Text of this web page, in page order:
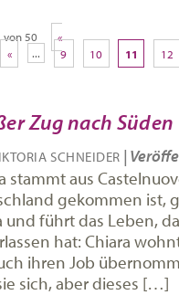
von 50
«
« ... 9 10 11 12
Zug nach Süden
SCHNEIDER |
stammt aus
gekommen ist,
und führt das Leben,
hat: Chiara
ihren Job
sich, aber dieses […]